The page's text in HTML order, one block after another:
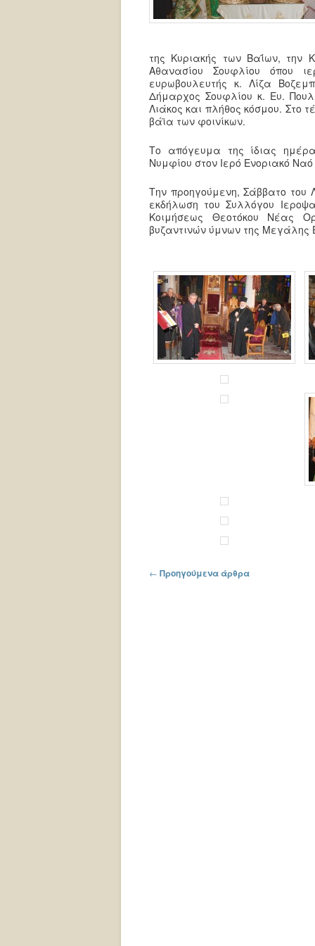
της Κυριακής των Βαΐων, την
Αθανασίου Σουφλίου όπου
ευρωβουλευτής κ. Λίζα
Δήμαρχος Σουφλίου κ. Ευ.
Λιάκος και πλήθος κόσμου. Στο
βάϊα των φοινίκων.
Το απόγευμα της ίδιας
Νυμφίου στον Ιερό Ενοριακό
Την προηγούμενη, Σάββατο
εκδήλωση του Συλλόγου
Κοιμήσεως Θεοτόκου Νέας
βυζαντινών ύμνων της Μεγάλης
Πλοήγηση στα άρθρα
← Προηγούμενα άρθρα